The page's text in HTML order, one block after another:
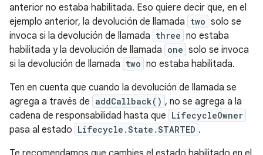
anterior no estaba habilitada. Eso quiere decir que, en el
ejemplo anterior, la devolución de llamada two solo se
invoca si la devolución de llamada three no estaba
habilitada y la devolución de llamada one solo se invoca
si la devolución de llamada two no estaba habilitada.
Ten en cuenta que cuando la devolución de llamada se
agrega a través de addCallback() , no se agrega a la
cadena de responsabilidad hasta que LifecycleOwner
pasa al estado Lifecycle.State.STARTED .